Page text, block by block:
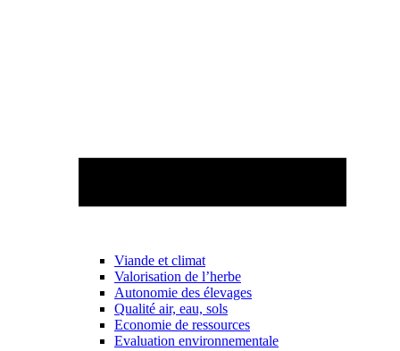
Viande et climat
Valorisation de l’herbe
Autonomie des élevages
Qualité air, eau, sols
Economie de ressources
Evaluation environnementale